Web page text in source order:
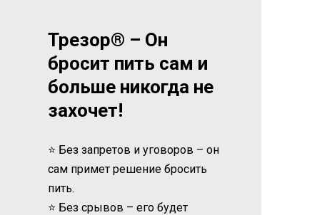
Трезор® – Он
бросит пить сам и
больше никогда не
захочет!
⭐ Без запретов и уговоров – он
сам примет решение бросить
пить.
⭐ Без срывов – его будет